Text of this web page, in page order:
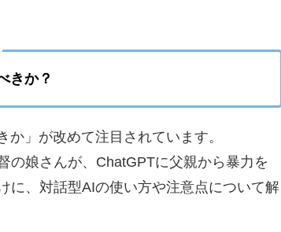
きか？
」が改めて注目されています。
の娘さんが、ChatGPTに父親から暴力を
に、対話型AIの使い方や注意点について解